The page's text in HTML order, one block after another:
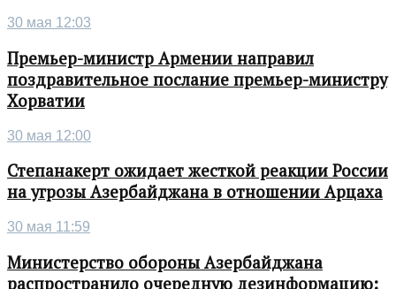
30 мая 12:03
Премьер-министр Армении направил
поздравительное послание премьер-министру
Хорватии
30 мая 12:00
Степанакерт ожидает жесткой реакции России
на угрозы Азербайджана в отношении Арцаха
30 мая 11:59
Министерство обороны Азербайджана
распространило очередную дезинформацию: